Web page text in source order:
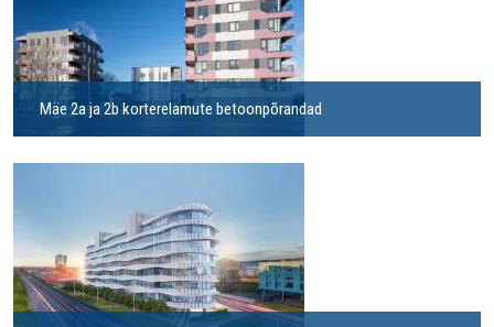
Mäe 2a ja 2b korterelamute betoonpõrandad